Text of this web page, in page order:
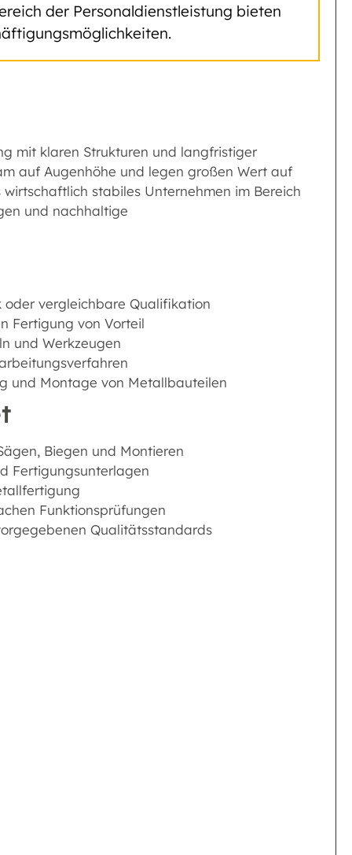
der Personaldienstleistung bieten
mit klaren Strukturen und langfristiger
auf Augenhöhe und legen großen Wert auf
stabiles Unternehmen im Bereich
und nachhaltige
oder vergleichbare Qualifikation
Fertigung von Vorteil
und Werkzeugen
und Montage von Metallbauteilen
Biegen und Montieren
Fertigungsunterlagen
Funktionsprüfungen
Qualitätsstandards